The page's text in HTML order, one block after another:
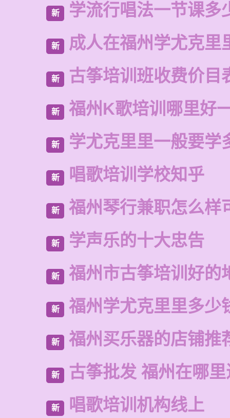
新 学流行唱法一节课多
新 成人在福州学尤克里
新 古筝培训班收费价目
新 福州K歌培训哪里好
新 学尤克里里一般要学
新 唱歌培训学校知乎
新 福州琴行兼职怎么样
新 学声乐的十大忠告
新 福州市古筝培训好的
新 福州学尤克里里多少
新 福州买乐器的店铺推
新 古筝批发 福州在哪
新 唱歌培训机构线上